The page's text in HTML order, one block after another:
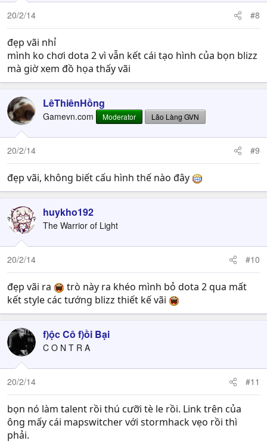
20/2/14 #8
đẹp vãi nhỉ
mình ko chơi dota 2 vì vẫn kết cái tạo hình của bọn blizz
mà giờ xem đồ họa thấy vãi
LêThiênHồng
Gamevn.com Moderator Lão Làng GVN
20/2/14 #9
đẹp vãi, không biết cấu hình thế nào đây
huykho192
The Warrior of Light
20/2/14 #10
đẹp vãi ra
trò này ra khéo mình bỏ dota 2 qua mất
kết style các tướng blizz thiết kế vãi
f)ộc Cô f)ồi Bại
C O N T R A
20/2/14 #11
bọn nó làm talent rồi thú cưỡi tè le rồi. Link trên của
ông mấy cái mapswitcher với stormhack vẹo rồi thì
phải.